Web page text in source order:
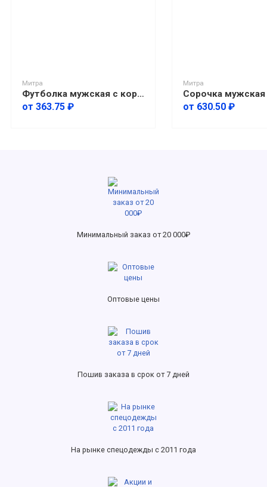
Митра
Футболка мужская с коротким рукавом "Белая"
от 363.75 ₽
Митра
от 630.50 ₽
Минимальный заказ от 20 000₽
Оптовые цены
Пошив заказа в срок от 7 дней
На рынке спецодежды с 2011 года